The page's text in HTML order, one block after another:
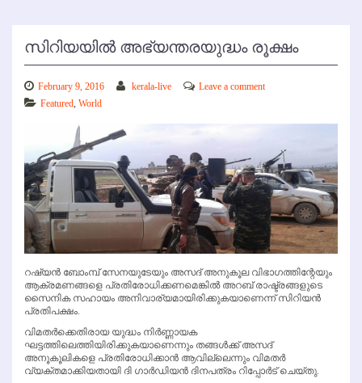
സിറിയയില്‍ അഭ്യന്തരയുദ്ധം രൂക്ഷം
February 9, 2016 kerala-live
Leave a comment
Featured World
റഷ്യന്‍ ബോംമ്പ് സേനയുടേയും അസദ് അനുകൂല വിഭാഗത്തിന്റേയും
ആക്രമണങ്ങളെ പ്രതിരോധിക്കണമെങ്കില്‍ അറബ് രാഷ്ട്രങ്ങളുടെ
സൈനിക സഹായം അനിവാര്യമായിരിക്കുകയാണെന്ന് സിറിയന്‍
പ്രതിപക്ഷം.
വിമതര്‍ക്കെതിരായ യുദ്ധം നിര്‍ണ്ണായക
ഘട്ടത്തിലെത്തിയിരിക്കുകയാണെന്നും തങ്ങള്‍ക്ക് അസദ്
അനൂകൂലികളെ പ്രതിരോധിക്കാന്‍ ആവില്ലെന്നും വിമതര്‍
വ്യക്തമാക്കിയതായി ദി ഗാര്‍ഡിയന്‍ ദിനപത്രം റിപ്പോര്‍ട് ചെയ്തു.